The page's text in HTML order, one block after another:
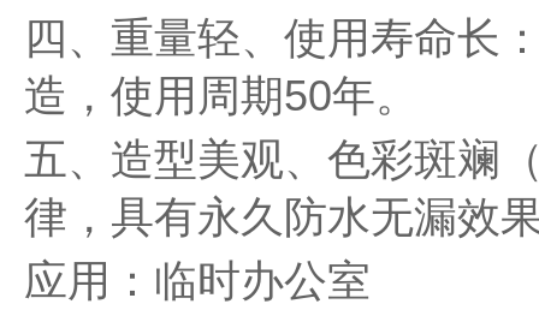
四、重量轻、使用寿命长
造，使用周期50年。
五、造型美观、色彩斑斓
律，具有永久防水无漏效
应用：临时办公室